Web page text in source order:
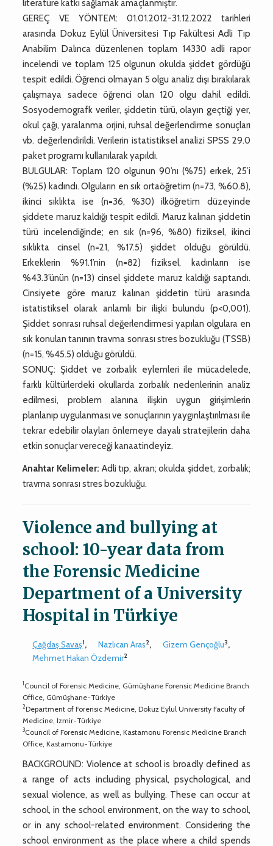
literatüre katkı sağlamak amaçlanmıştır.
GEREÇ VE YÖNTEM: 01.01.2012-31.12.2022 tarihleri
arasında Dokuz Eylül Üniversitesi Tıp Fakültesi Adli Tıp
Anabilim Dalınca düzenlenen toplam 14330 adli rapor
incelendi ve toplam 125 olgunun okulda şiddet gördüğü
tespit edildi. Öğrenci olmayan 5 olgu analiz dışı bırakılarak
çalışmaya sadece öğrenci olan 120 olgu dahil edildi.
Sosyodemografk veriler, şiddetin türü, olayın geçtiği yer,
okul çağı, yaralanma orjini, ruhsal değerlendirme sonuçları
vb. değerlendirildi. Verilerin istatistiksel analizi SPSS 29.0
paket programı kullanılarak yapıldı.
BULGULAR: Toplam 120 olgunun 90’nı (%75) erkek, 25’i
(%25) kadındı. Olguların en sık ortaöğretim (n=73, %60.8),
ikinci sıklıkta ise (n=36, %30) ilköğretim düzeyinde
şiddete maruz kaldığı tespit edildi. Maruz kalınan şiddetin
türü incelendiğinde; en sık (n=96, %80) fiziksel, ikinci
sıklıkta cinsel (n=21, %17.5) şiddet olduğu görüldü.
Erkeklerin %91.1’nin (n=82) fiziksel, kadınların ise
%43.3’ünün (n=13) cinsel şiddete maruz kaldığı saptandı.
Cinsiyete göre maruz kalınan şiddetin türü arasında
istatistiksel olarak anlamlı bir ilişki bulundu (p<0,001).
Şiddet sonrası ruhsal değerlendirmesi yapılan olgulara en
sık konulan tanının travma sonrası stres bozukluğu (TSSB)
(n=15, %45.5) olduğu görüldü.
SONUÇ: Şiddet ve zorbalık eylemleri ile mücadelede,
farklı kültürlerdeki okullarda zorbalık nedenlerinin analiz
edilmesi, problem alanına ilişkin uygun girişimlerin
planlanıp uygulanması ve sonuçlarının yaygınlaştırılması ile
tekrar edebilir olayları önlemeye dayalı stratejilerin daha
etkin sonuçlar vereceği kanaatindeyiz.
Anahtar Kelimeler: Adli tıp, akran; okulda şiddet, zorbalık;
travma sonrası stres bozukluğu.
Violence and bullying at
school: 10-year data from
the Forensic Medicine
Department of a University
Hospital in Türkiye
Çağdaş Savaş1, Nazlıcan Aras2, Gizem Gençoğlu3,
Mehmet Hakan Özdemir2
1Council of Forensic Medicine, Gümüşhane Forensic Medicine Branch
Office, Gümüşhane-Türkiye
2Department of Forensic Medicine, Dokuz Eylul University Faculty of
Medicine, Izmir-Türkiye
3Council of Forensic Medicine, Kastamonu Forensic Medicine Branch
Office, Kastamonu-Türkiye
BACKGROUND: Violence at school is broadly defined as
a range of acts including physical, psychological, and
sexual violence, as well as bullying. These can occur at
school, in the school environment, on the way to school,
or in any school-related environment. Considering the
school environment as the place where a child spends